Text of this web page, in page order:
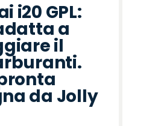
i20 GPL:
a
il
da Jolly